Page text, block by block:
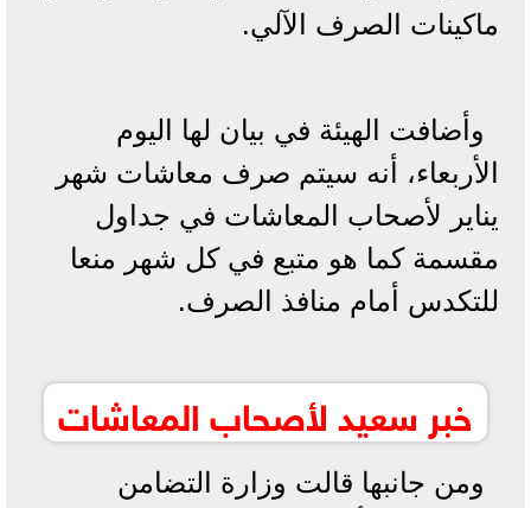
ماكينات الصرف الآلي.
وأضافت الهيئة في بيان لها اليوم
الأربعاء، أنه سيتم صرف معاشات شهر
يناير لأصحاب المعاشات في جداول
مقسمة كما هو متبع في كل شهر منعا
للتكدس أمام منافذ الصرف.
خبر سعيد لأصحاب المعاشات
ومن جانبها قالت وزارة التضامن